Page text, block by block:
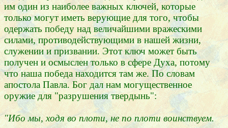
им один из наиболее важных ключей, которые
только могут иметь верующие для того, чтобы
одержать победу над величайшими вражескими
силами, противодействующими в нашей жизни,
служении и призвании. Этот ключ может быть
получен и осмыслен только в сфере Духа, потому
что наша победа находится там же. По словам
апостола Павла. Бог дал нам могущественное
оружие для "разрушения твердынь":
"Ибо мы, ходя во плоти, не по плоти воинствуем.